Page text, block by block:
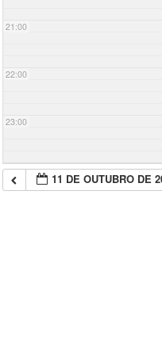
21:00
22:00
23:00
11 DE OUTUBRO DE